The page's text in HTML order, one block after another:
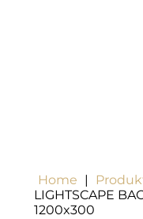
Home |
LIGHTSCAPE
1200x300